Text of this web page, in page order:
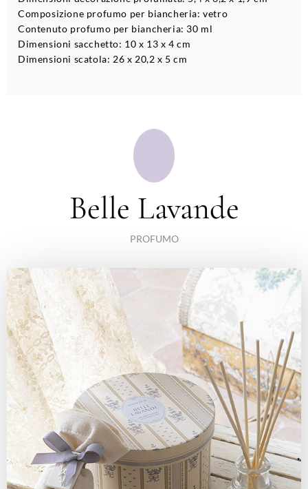
Composizione profumo per biancheria: vetro
Contenuto profumo per biancheria: 30 ml
Dimensioni sacchetto: 10 x 13 x 4 cm
Dimensioni scatola: 26 x 20,2 x 5 cm
Belle Lavande
PROFUMO